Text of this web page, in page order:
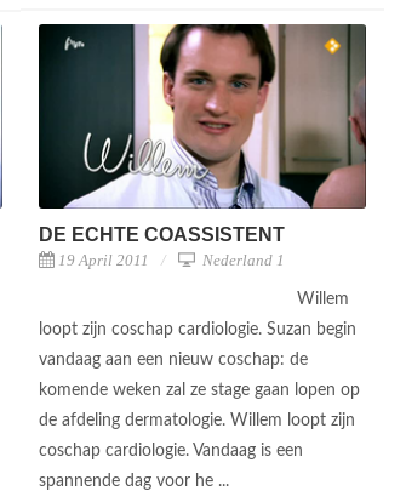
DE ECHTE COASSISTENT
19 April 2011 Nederland 1
Willem
loopt zijn coschap cardiologie. Suzan begin
vandaag aan een nieuw coschap: de
komende weken zal ze stage gaan lopen op
de afdeling dermatologie. Willem loopt zijn
coschap cardiologie. Vandaag is een
spannende dag voor he ...